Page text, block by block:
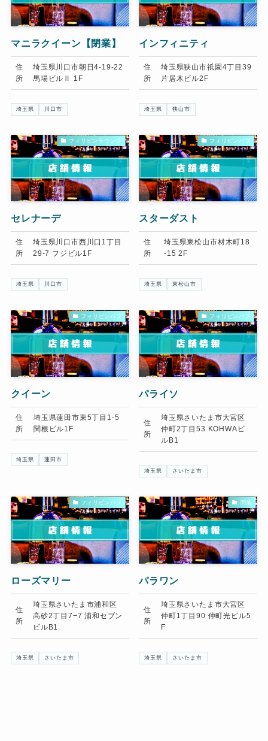
マニラクイーン【閉業】
住
所
埼玉県川口市朝日4-19-22
馬場ビルⅡ 1F
埼玉県 川口市
インフィニティ
住
所
埼玉県狭山市祇園4丁目39
片居木ビル2F
埼玉県 狭山市
フィリピンラウンジ
セレナーデ
住
所
埼玉県川口市西川口1丁目
29-7 フジビル1F
埼玉県 川口市
フィリピンパブ
スターダスト
住
所
埼玉県東松山市材木町18
-15 2F
埼玉県 東松山市
フィリピンパブ
クイーン
住
所
埼玉県蓮田市東5丁目1-5
関根ビル1F
埼玉県 蓮田市
フィリピンパブ
パライソ
住
所
埼玉県さいたま市大宮区
仲町2丁目53 KOHWAビ
ルB1
埼玉県 さいたま市
フィリピンパブ
ローズマリー
住
所
埼玉県さいたま市浦和区
高砂2丁目7−7 浦和セブン
ビルB1
埼玉県 さいたま市
閉業
パラワン
住
所
埼玉県さいたま市大宮区
仲町1丁目90 仲町光ビル5
F
埼玉県 さいたま市